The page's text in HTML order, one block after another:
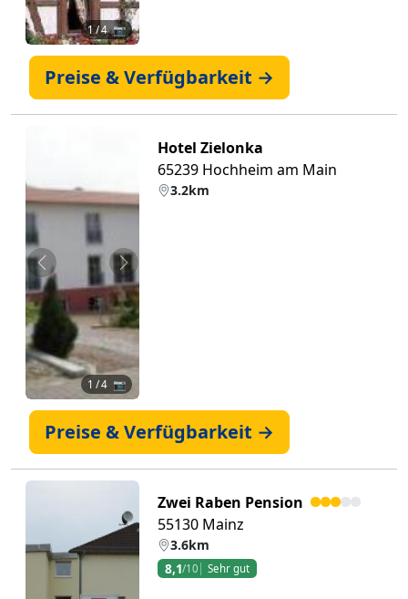
1/ 4 📷
Preise & Verfügbarkeit →
Zurück Weiter
1 / 4 📷
Hotel Zielonka
65239 Hochheim am Main
3.2km
Preise & Verfügbarkeit →
Zwei Raben Pension
55130 Mainz
3.6km
8,1/10 Sehr gut